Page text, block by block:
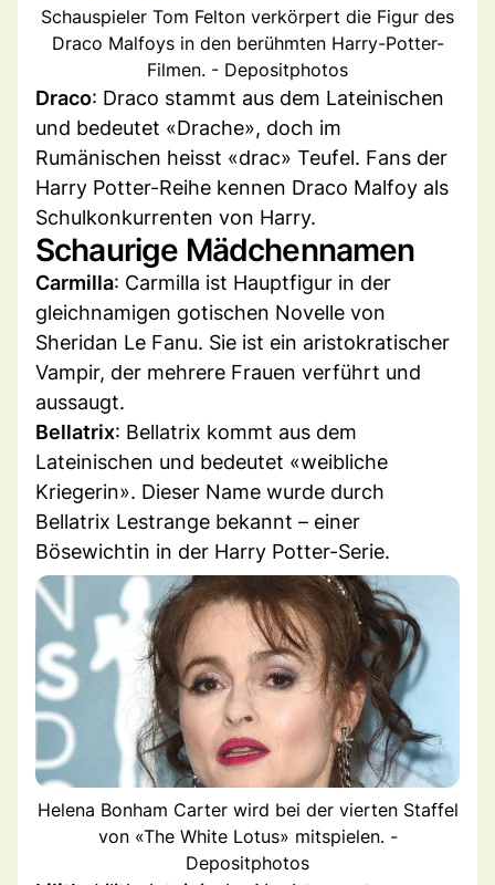
Schauspieler Tom Felton verkörpert die Figur des
Draco Malfoys in den berühmten Harry-Potter-
Filmen. - Depositphotos
Draco: Draco stammt aus dem Lateinischen
und bedeutet «Drache», doch im
Rumänischen heisst «drac» Teufel. Fans der
Harry Potter-Reihe kennen Draco Malfoy als
Schulkonkurrenten von Harry.
Schaurige Mädchennamen
Carmilla: Carmilla ist Hauptfigur in der
gleichnamigen gotischen Novelle von
Sheridan Le Fanu. Sie ist ein aristokratischer
Vampir, der mehrere Frauen verführt und
aussaugt.
Bellatrix: Bellatrix kommt aus dem
Lateinischen und bedeutet «weibliche
Kriegerin». Dieser Name wurde durch
Bellatrix Lestrange bekannt – einer
Bösewichtin in der Harry Potter-Serie.
Helena Bonham Carter wird bei der vierten Staffel
von «The White Lotus» mitspielen. -
Depositphotos